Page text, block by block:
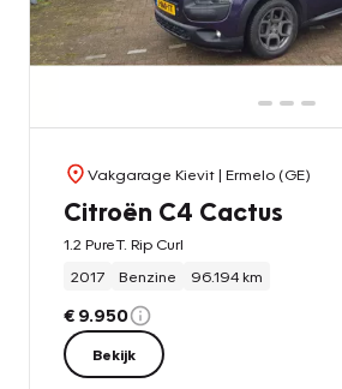
Vakgarage Kievit| Ermelo (GE)
Citroën C4 Cactus
1.2 PureT. Rip Curl
2017
Benzine 96.194 km
€ 9.950
Bekijk